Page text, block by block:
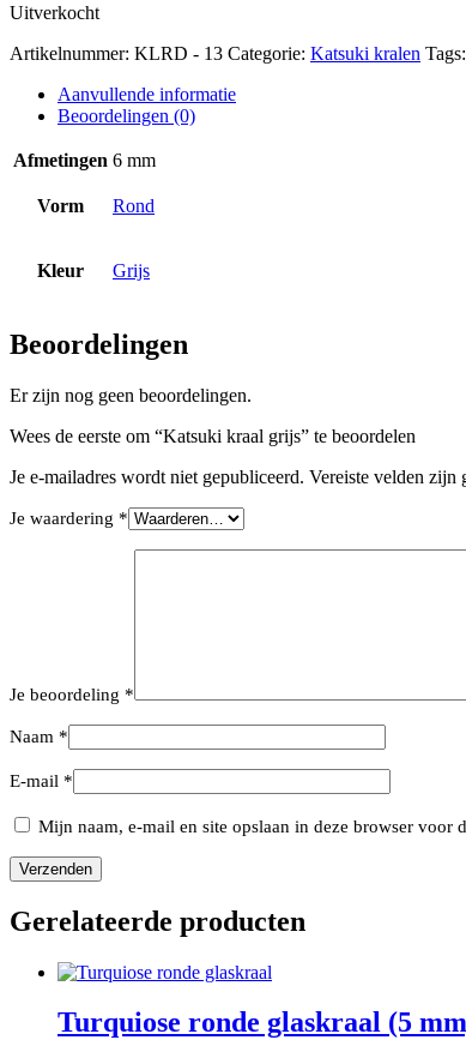
Uitverkocht
Artikelnummer: KLRD - 13 Categorie: Katsuki kralen Tags:
Aanvullende informatie
Beoordelingen (0)
Afmetingen 6 mm
Vorm Rond
Kleur Grijs
Beoordelingen
Er zijn nog geen beoordelingen.
Wees de eerste om “Katsuki kraal grijs” te beoordelen
Je e-mailadres wordt niet gepubliceerd. Vereiste velden zijn
Je waardering *
Je beoordeling *
Naam *
E-mail *
Mijn naam, e-mail en site opslaan in deze browser voor
Gerelateerde producten
Turquiose ronde glaskraal (5